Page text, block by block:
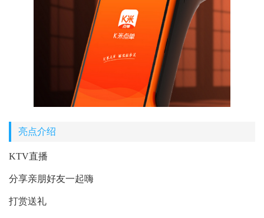
亮点介绍
KTV直播
分享亲朋好友一起嗨
打赏送礼